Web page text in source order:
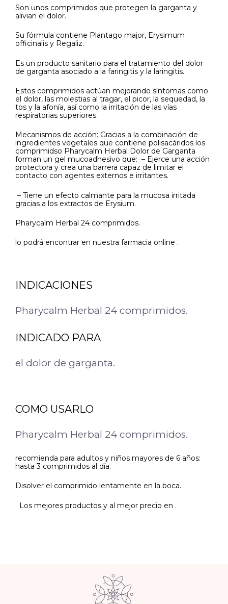
Son unos comprimidos que protegen la garganta y
alivian el dolor.
Su fórmula contiene Plantago major, Erysimum
officinalis y Regaliz.
Es un producto sanitario para el tratamiento del dolor
de garganta asociado a la faringitis y la laringitis.
Estos comprimidos actúan mejorando síntomas como
el dolor, las molestias al tragar, el picor, la sequedad, la
tos y la afonía, así como la irritación de las vías
respiratorias superiores.
Mecanismos de acción: Gracias a la combinación de
ingredientes vegetales que contiene polisacáridos los
comprimidso Pharycalm Herbal Dolor de Garganta
forman un gel mucoadhesivo que: – Ejerce una acción
protectora y crea una barrera capaz de limitar el
contacto con agentes externos e irritantes.
– Tiene un efecto calmante para la mucosa irritada
gracias a los extractos de Erysium.
Pharycalm Herbal 24 comprimidos.
lo podrá encontrar en nuestra farmacia online .
INDICACIONES
Pharycalm Herbal 24 comprimidos.
INDICADO PARA
el dolor de garganta.
COMO USARLO
Pharycalm Herbal 24 comprimidos.
recomienda para adultos y niños mayores de 6 años:
hasta 3 comprimidos al día.
Disolver el comprimido lentamente en la boca.
Los mejores productos y al mejor precio en .